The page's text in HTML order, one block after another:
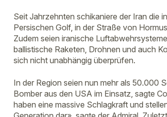
Seit Jahrzehnten schikaniere der Iran die
Persischen Golf, in der Straße von
Zudem seien iranische
ballistische Raketen, Drohnen und auch
sich nicht unabhängig überprüfen.
In der Region seien nun mehr als 50.000
Bomber aus den USA im Einsatz, sagte
haben eine massive Schlagkraft und